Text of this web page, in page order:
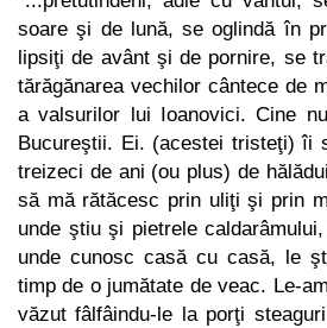
soare şi de lună, se oglindă în
lipsiţi de avânt şi de pornire, se
tărăgănarea vechilor cântece de
a valsurilor lui Ioanovici. Cine
Bucureştii. Ei. (acestei tristeţi) îi
treizeci de ani (ou plus) de
să mă rătăcesc prin uliţi şi prin
unde ştiu şi pietrele
unde cunosc casă cu casă, le
timp de o jumătate de veac. Le-
văzut fâlfâindu-le la porţi